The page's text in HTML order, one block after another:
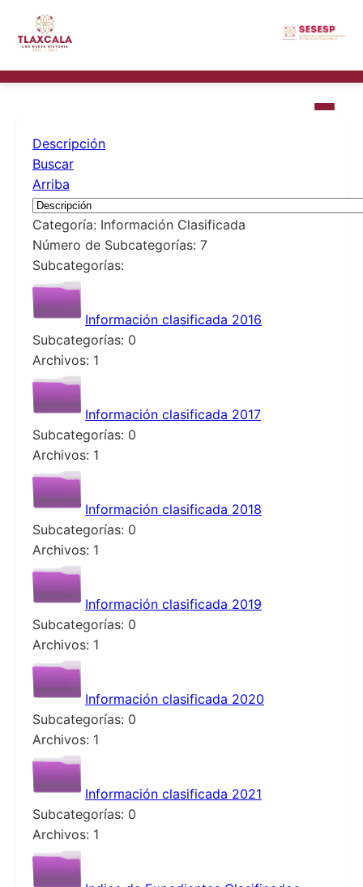
Descripción
Buscar
Arriba
Categoría: Información Clasificada
Número de Subcategorías: 7
Subcategorías:
Información clasificada 2016
Subcategorías: 0
Archivos: 1
Información clasificada 2017
Subcategorías: 0
Archivos: 1
Información clasificada 2018
Subcategorías: 0
Archivos: 1
Información clasificada 2019
Subcategorías: 0
Archivos: 1
Información clasificada 2020
Subcategorías: 0
Archivos: 1
Información clasificada 2021
Subcategorías: 0
Archivos: 1